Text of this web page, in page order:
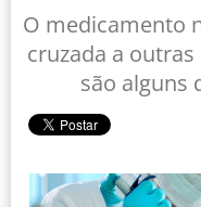
O medicamento
cruzada a
são alguns